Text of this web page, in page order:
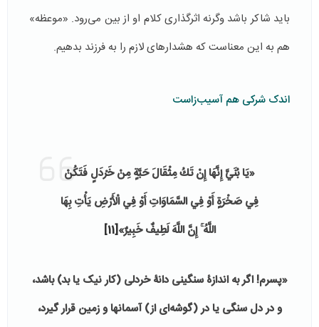
باید شاکر باشد وگرنه اثرگذاری کلام او از بین می‌رود. «موعظه»
هم به این معناست که هشدارهای لازم را به فرزند ‌بدهیم.
اندک شرکی هم آسیب‌زاست
«يَا بُنَيَّ إِنَّهَا إِنْ تَكُ مِثْقَالَ حَبَّةٍ مِنْ خَرْدَلٍ فَتَكُنْ
فِي صَخْرَةٍ أَوْ فِي السَّمَاوَاتِ أَوْ فِي الْأَرْضِ يَأْتِ بِهَا
اللَّهُ ۚ إِنَّ اللَّهَ لَطِيفٌ خَبِيرٌ»[11]
«پسرم! اگر به اندازۀ سنگینی دانۀ خردلی (کار نیک یا بد) باشد،
و در دل سنگی یا در (گوشه‌ای از) آسمان­ها و زمین قرار گیرد،